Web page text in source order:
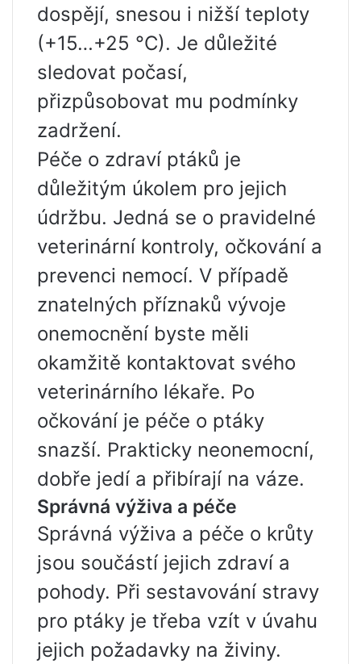
dospějí, snesou i nižší teploty
(+15…+25 °C). Je důležité
sledovat počasí,
přizpůsobovat mu podmínky
zadržení.
Péče o zdraví ptáků je
důležitým úkolem pro jejich
údržbu. Jedná se o pravidelné
veterinární kontroly, očkování a
prevenci nemocí. V případě
znatelných příznaků vývoje
onemocnění byste měli
okamžitě kontaktovat svého
veterinárního lékaře. Po
očkování je péče o ptáky
snazší. Prakticky neonemocní,
dobře jedí a přibírají na váze.
Správná výživa a péče
Správná výživa a péče o krůty
jsou součástí jejich zdraví a
pohody. Při sestavování stravy
pro ptáky je třeba vzít v úvahu
jejich požadavky na živiny.